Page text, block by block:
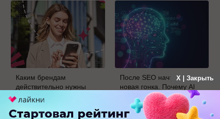
Каким брендам
действительно нужны
mobile push-
коммуникации, а для кого
это – лишняя трата
После SEO начинается
новая гонка. Почему AI
Velocity может стать
главным KPI бизнеса в
ближайшие пять лет
X | Закрыть